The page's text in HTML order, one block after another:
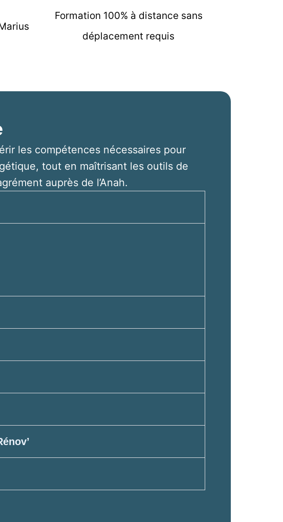
Formation 100% à distance sans
déplacement requis
les compétences nécessaires pour
tout en maîtrisant les outils de
auprès de l’Anah.